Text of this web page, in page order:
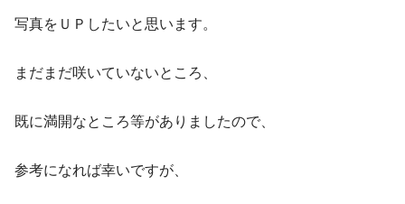
写真をＵＰしたいと思います。
まだまだ咲いていないところ、
既に満開なところ等がありましたので、
参考になれば幸いですが、